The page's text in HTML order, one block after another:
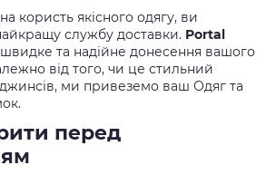
користь якісного одягу, ви
службу доставки. Portal
швидке та надійне донесення вашого
від того, чи це стильний
ми привеземо ваш Одяг та
перед